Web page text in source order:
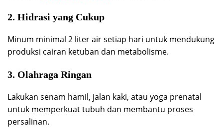
2. Hidrasi yang Cukup
Minum minimal 2 liter air setiap hari untuk mendukung
produksi cairan ketuban dan metabolisme.
3. Olahraga Ringan
Lakukan senam hamil, jalan kaki, atau yoga prenatal
untuk memperkuat tubuh dan membantu proses
persalinan.